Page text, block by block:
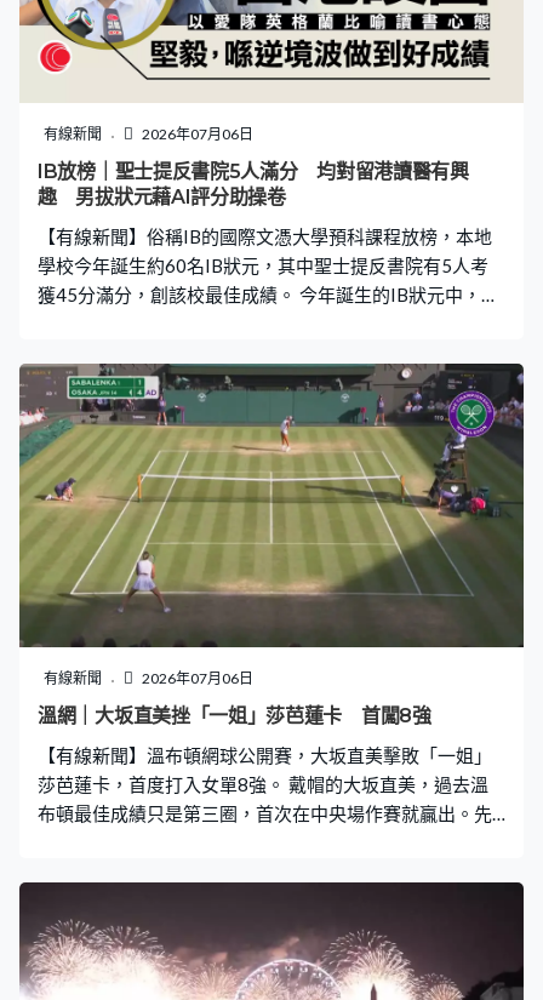
國際足協作出正確決定，扭轉巨大不公。不過多間美媒引
述消息人士，特朗普曾致電國際足協主席恩芬天奴，要求
對方重新考慮對巴洛根的停賽處罰，引發外界質疑是特朗
普介入，令巴洛根這場可以在關鍵大戰上陣。 正在西雅圖
備戰的美國隊，巴洛根似乎沒有被事件影響情緒，操練時
與隊友有說有笑。主帥普捷天奴總歡迎國際足協的決定，
認為是根據證據作出裁決，不是特朗普干預的結果，重申
的決定違背比賽規則，將研究所有可
有線新聞 2026年07月06日
IB放榜｜聖士提反書院5人滿分 均對留港讀醫有興
趣 男拔狀元藉AI評分助操卷
【有線新聞】俗稱IB的國際文憑大學預科課程放榜，本地
學校今年誕生約60名IB狀元，其中聖士提反書院有5人考
獲45分滿分，創該校最佳成績。 今年誕生的IB狀元中，有
留在香港，為運動治療出一分力。聖士提反書院IB狀元莫
君揚：「還記得我小學時，我踢波時左手骨折，那時侯我
很害怕我以後不能做運動，因為那時候做運動是我的所
有，幸好我在醫生的醫治下，我很快就康復，以及我可以
完全康復，那時候我真的很佩服，很敬佩他去幫人，尤其
是運動受傷，因為都為社會付出幫到更多人，我計劃在香
港讀醫科，因為我未來想在香港做醫生，我覺得在香港讀
醫，是對我的前途最有得益。」 讀書心得方面，狀元亦很
有自己一套，有狀元以今屆世界盃的愛隊表現，來比喻自
己的讀書心態。聖士提反書院IB狀元陳謙瑜：「我會看好
法國或者英格蘭。（有沒有些特質和你很相似？）堅毅。
（兩隊都有？）我覺得兩隊都有，而且英格蘭的比賽就
是，要怎樣在逆境波，或者風格不算很美麗的足球時，如
何打出好結果，做出好成績。」 拔萃男書院今年也有5位
IB狀元，有狀元說今時今日學習上
有線新聞 2026年07月06日
溫網｜大坂直美挫「一姐」莎芭蓮卡 首闖8強
【有線新聞】溫布頓網球公開賽，大坂直美擊敗「一姐」
莎芭蓮卡，首度打入女單8強。 戴帽的大坂直美，過去溫
布頓最佳成績只是第三圈，首次在中央場作賽就贏出。先
頭的歌芙，女單16強淘汰賓絲，先輸4比6後，笠板精彩後
場，贏6比3追平盤數。過了當地時間晚上11點，賽事就要
延至翌日繼續。歌芙決勝第三盤，領先5比4，尚餘5分鐘